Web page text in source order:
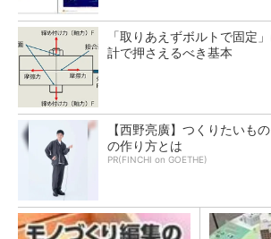
「取りあえずボルトで固定
計で押さえるべき基本
【西野亮廣】つくりたいも
の作り方とは
PR(FINCHI on GOETHE)